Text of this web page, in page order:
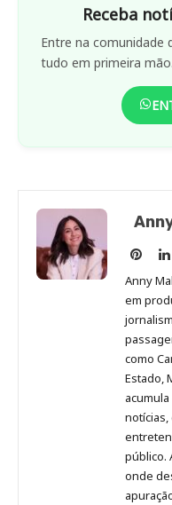
Receba
Entre na comunidade
tudo em primeira mão.
Anny
no
Anny
em
como
Estado,
notícias,
público.
onde